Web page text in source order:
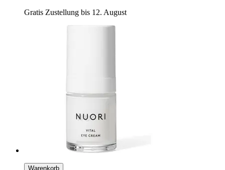
Gratis Zustellung bis 12. August
Warenkorb